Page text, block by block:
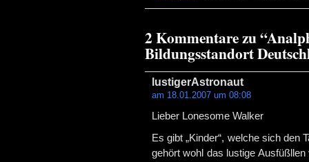
2 Kommentare zu
Bildungsstandort
lustigerAstronaut
am 18.01.2007 um 08:08
Lieber Lonesome Walker
Es gibt „Kinder“, welche sich den
gehört wohl das lustige